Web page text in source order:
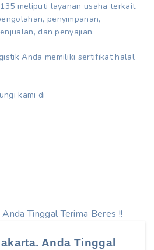
meliputi layanan usaha terkait
penyimpanan,
dan penyajian.
Anda memiliki sertifikat halal
kami di
Anda Tinggal